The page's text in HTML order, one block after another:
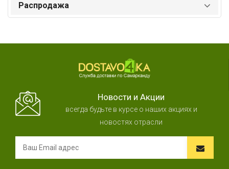
Распродажа
Новости и Акции
всегда будьте в курсе о наших акциях и
новостях отрасли